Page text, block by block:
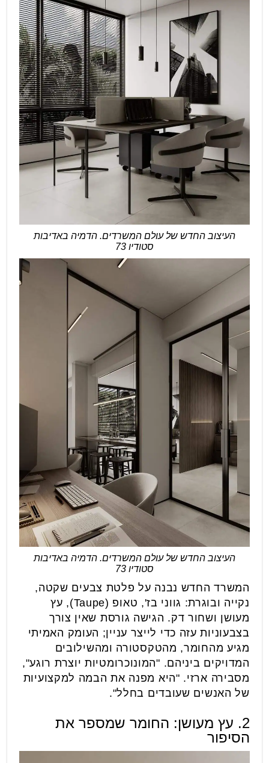
העיצוב החדש של עולם המשרדים. הדמיה באדיבות
סטודיו 73
העיצוב החדש של עולם המשרדים. הדמיה באדיבות
סטודיו 73
המשרד החדש נבנה על פלטת צבעים שקטה,
נקייה ובוגרת: גווני בז', טאופ (Taupe), עץ
מעושן ושחור דק. הגישה גורסת שאין צורך
בצבעוניות עזה כדי לייצר עניין; העומק האמיתי
מגיע מהחומר, מהטקסטורה ומהשילובים
המדויקים ביניהם. "המונוכרומטיות יוצרת רוגע",
מסבירה ארזי. "היא מפנה את הבמה למקצועיות
של האנשים שעובדים בחלל".
2. עץ מעושן: החומר שמספר את
הסיפור